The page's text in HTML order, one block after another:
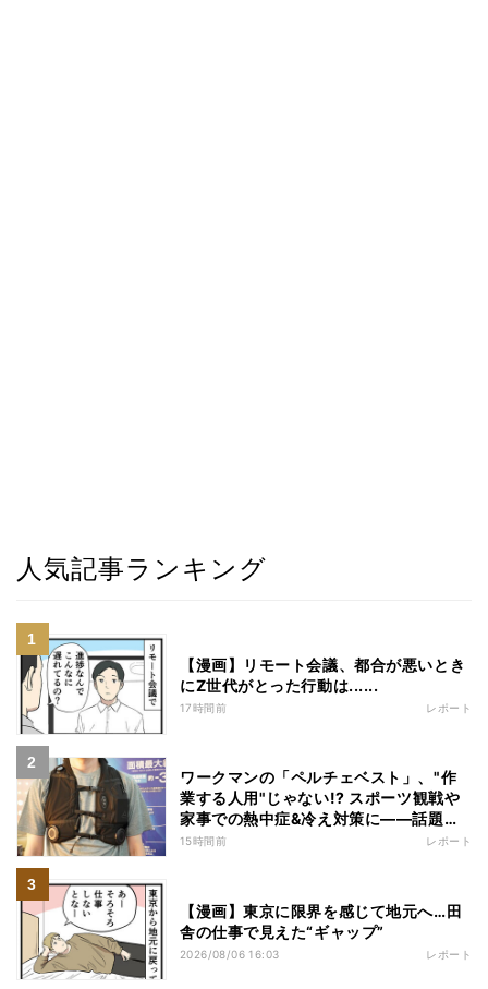
人気記事ランキング
【漫画】リモート会議、都合が悪いとき
にZ世代がとった行動は......
17時間前 レポート
ワークマンの「ペルチェベスト」、"作
業する人用"じゃない!? スポーツ観戦や
家事での熱中症&冷え対策に――話題の
商品を徹底検証
15時間前 レポート
【漫画】東京に限界を感じて地元へ…田
舎の仕事で見えた“ギャップ”
2026/08/06 16:03 レポート